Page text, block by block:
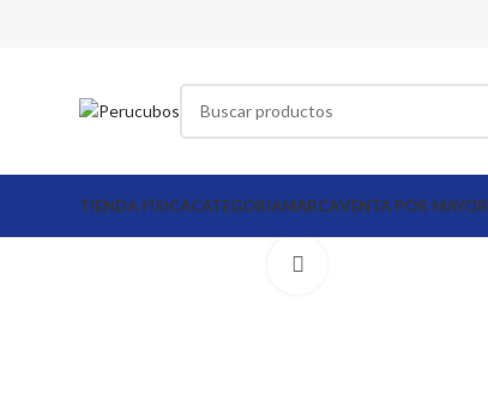
TIENDA FÍSICACATEGORIAMARCAVENTA POR MAYOR